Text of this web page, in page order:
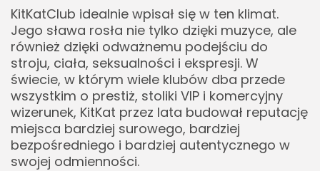
KitKatClub idealnie wpisał się w ten klimat.
Jego sława rosła nie tylko dzięki muzyce, ale
również dzięki odważnemu podejściu do
stroju, ciała, seksualności i ekspresji. W
świecie, w którym wiele klubów dba przede
wszystkim o prestiż, stoliki VIP i komercyjny
wizerunek, KitKat przez lata budował reputację
miejsca bardziej surowego, bardziej
bezpośredniego i bardziej autentycznego w
swojej odmienności.